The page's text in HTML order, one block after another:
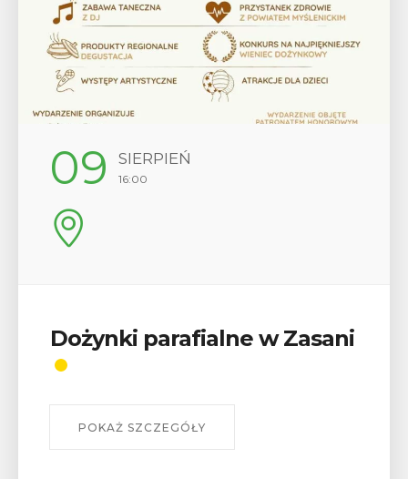
09 SIERPIEŃ
16:00
Dożynki parafialne w Zasani
POKAŻ SZCZEGÓŁY